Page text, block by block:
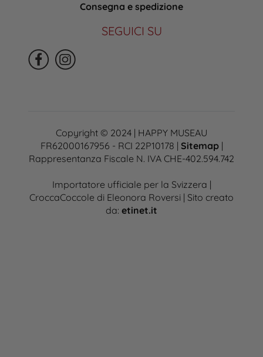
Consegna e spedizione
SEGUICI SU
Copyright © 2024 | HAPPY MUSEAU
FR62000167956 - RCI 22P10178 | Sitemap|
Rappresentanza Fiscale N. IVA CHE-402.594.742
Importatore ufficiale per la Svizzera |
CroccaCoccole di Eleonora Roversi | Sito creato
da: etinet.it